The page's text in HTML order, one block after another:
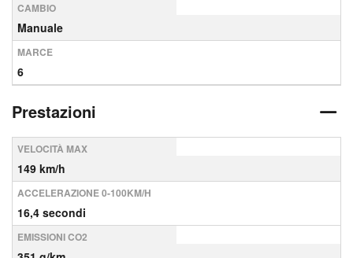
CAMBIO
Manuale
MARCE
6
Prestazioni
VELOCITÀ MAX
149 km/h
ACCELERAZIONE 0-100KM/H
16,4 secondi
EMISSIONI CO2